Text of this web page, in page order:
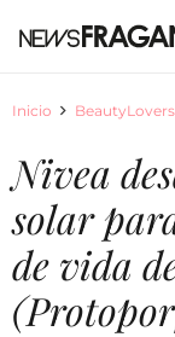
Inicio BeautyLovers
Nivea
solar
de vida